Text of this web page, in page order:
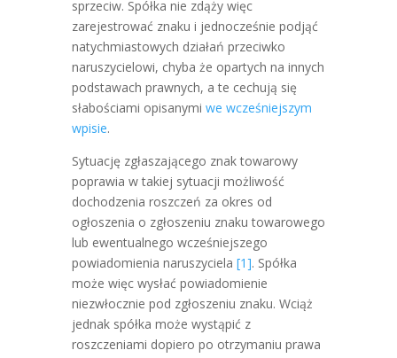
sprzeciw. Spółka nie zdąży więc
zarejestrować znaku i jednocześnie podjąć
natychmiastowych działań przeciwko
naruszycielowi, chyba że opartych na innych
podstawach prawnych, a te cechują się
słabościami opisanymi we wcześniejszym
wpisie.
Sytuację zgłaszającego znak towarowy
poprawia w takiej sytuacji możliwość
dochodzenia roszczeń za okres od
ogłoszenia o zgłoszeniu znaku towarowego
lub ewentualnego wcześniejszego
powiadomienia naruszyciela [1]. Spółka
może więc wysłać powiadomienie
niezwłocznie pod zgłoszeniu znaku. Wciąż
jednak spółka może wystąpić z
roszczeniami dopiero po otrzymaniu prawa